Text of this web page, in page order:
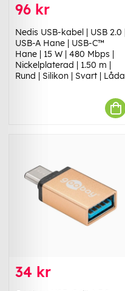
96 kr
Nedis USB-kabel | USB 2.0 |
USB-A Hane | USB-C™
Hane | 15 W | 480 Mbps |
Nickelplaterad | 1.50 m |
Rund | Silikon | Svart | Låda
34 kr